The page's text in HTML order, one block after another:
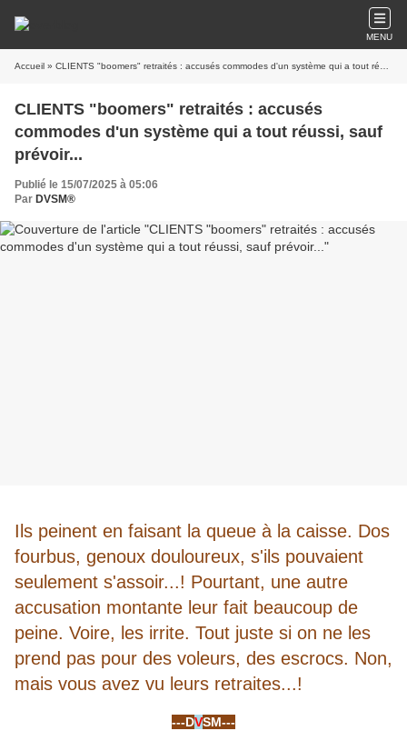
MENU
Accueil » CLIENTS "boomers" retraités : accusés commodes d'un système qui a tout réussi, sauf prévoir...
CLIENTS "boomers" retraités : accusés
commodes d'un système qui a tout réussi, sauf
prévoir...
Publié le 15/07/2025 à 05:06
Par DVSM®
Ils peinent en faisant la queue à la caisse. Dos
fourbus, genoux douloureux, s'ils pouvaient
seulement s'assoir...! Pourtant, une autre
accusation montante leur fait beaucoup de
peine. Voire, les irrite. Tout juste si on ne les
prend pas pour des voleurs, des escrocs. Non,
mais vous avez vu leurs retraites...!
---DVSM---